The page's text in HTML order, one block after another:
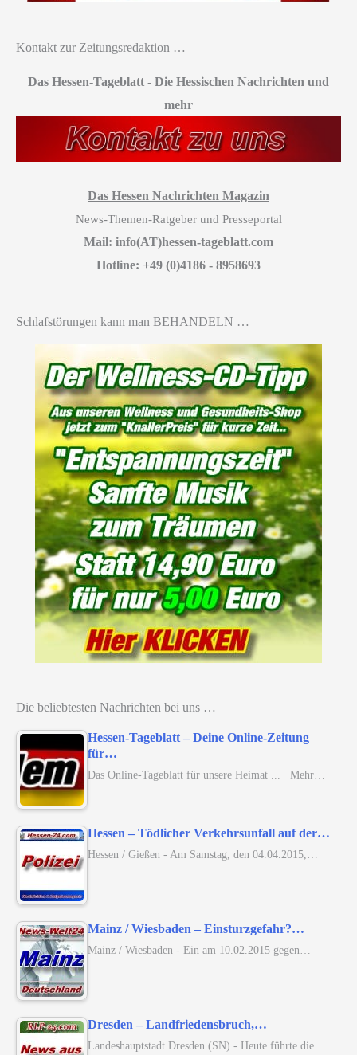
Kontakt zur Zeitungsredaktion …
Das Hessen-Tageblatt - Die Hessischen Nachrichten und
mehr
Das Hessen Nachrichten Magazin
News-Themen-Ratgeber und Presseportal
Mail: info(AT)hessen-tageblatt.com
Hotline: +49 (0)4186 - 8958693
Schlafstörungen kann man BEHANDELN …
Die beliebtesten Nachrichten bei uns …
Hessen-Tageblatt – Deine Online-Zeitung
für…
Das Online-Tageblatt für unsere Heimat ... Mehr…
Hessen – Tödlicher Verkehrsunfall auf der…
Hessen / Gießen - Am Samstag, den 04.04.2015,…
Mainz / Wiesbaden – Einsturzgefahr?…
Mainz / Wiesbaden - Ein am 10.02.2015 gegen…
Dresden – Landfriedensbruch,…
Landeshauptstadt Dresden (SN) - Heute führte die